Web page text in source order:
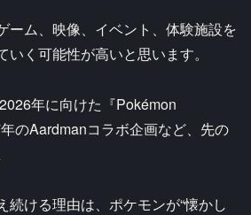
ーム、映像、イベント、体験施設を
く可能性が高いと思います。
年に向けた『Pokémon
のAardmanコラボ企画など、先の
続ける理由は、ポケモンが“懐かし